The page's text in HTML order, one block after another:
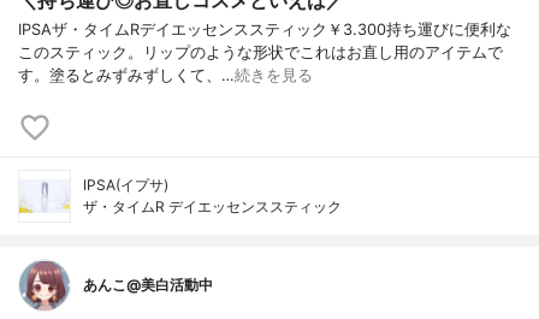
IPSAザ・タイムRデイエッセンススティック￥3.300持ち運びに便利な
このスティック。リップのような形状でこれはお直し用のアイテムで
す。塗るとみずみずしくて、…続きを見る
IPSA(イプサ)
ザ・タイムR デイエッセンススティック
あんこ@美白活動中